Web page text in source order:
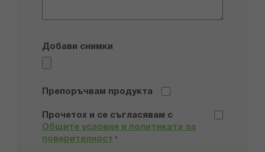
Добави снимки
Препоръчвам продукта
Прочетох и се съгласявам с
Общите условия и политиката за
поверителност *